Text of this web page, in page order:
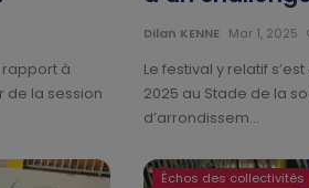
rapport à
de la session
Dilan KENNE Mar 1, 2025
Le festival y relatif
2025 au Stade de la
d’arrondissem...
Échos des collectivités